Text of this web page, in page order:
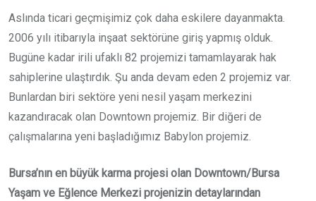
Aslında ticari geçmişimiz çok daha eskilere dayanmakta.
2006 yılı itibarıyla inşaat sektörüne giriş yapmış olduk.
Bugüne kadar irili ufaklı 82 projemizi tamamlayarak hak
sahiplerine ulaştırdık. Şu anda devam eden 2 projemiz var.
Bunlardan biri sektöre yeni nesil yaşam merkezini
kazandıracak olan Downtown projemiz. Bir diğeri de
çalışmalarına yeni başladığımız Babylon projemiz.
Bursa’nın en büyük karma projesi olan Downtown/Bursa
Yaşam ve Eğlence Merkezi projenizin detaylarından